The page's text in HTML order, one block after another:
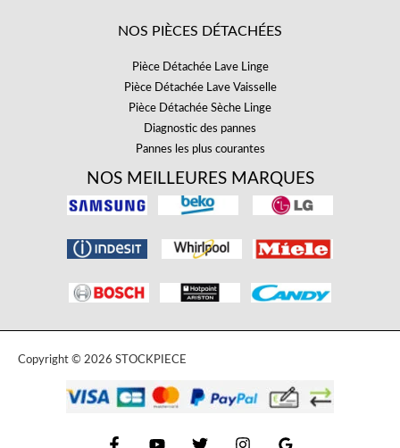
NOS PIÈCES DÉTACHÉES
Pièce Détachée Lave Linge
Pièce Détachée Lave Vaisselle
Pièce Détachée Sèche Linge
Diagnostic des pannes
Pannes les plus courantes
NOS MEILLEURES MARQUES
Copyright © 2026 STOCKPIECE